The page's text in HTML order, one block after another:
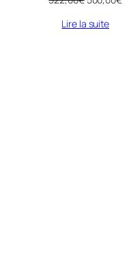
initial
Lire la suite